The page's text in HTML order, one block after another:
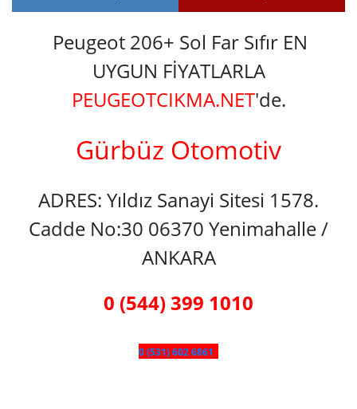
Peugeot 206+ Sol Far Sıfır EN
UYGUN FİYATLARLA
PEUGEOTCIKMA.NET'de.
Gürbüz Otomotiv
ADRES: Yıldız Sanayi Sitesi 1578.
Cadde No:30 06370 Yenimahalle /
ANKARA
0 (544) 399 1010
0 (531) 602 6861